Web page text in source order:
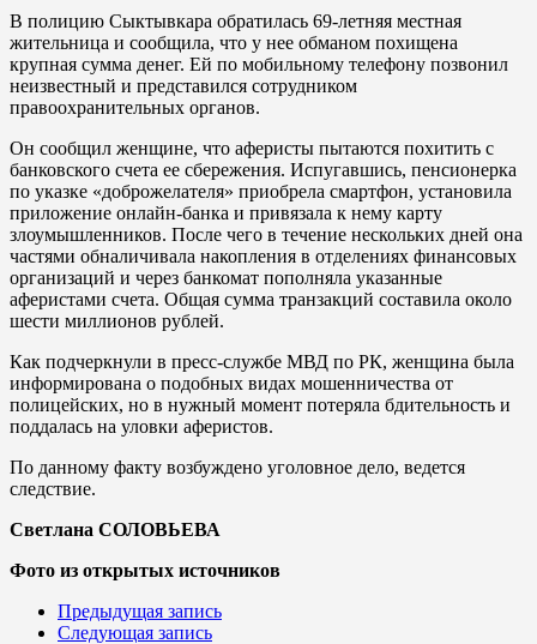
В полицию Сыктывкара обратилась 69-летняя местная
жительница и сообщила, что у нее обманом похищена
крупная сумма денег. Ей по мобильному телефону позвонил
неизвестный и представился сотрудником
правоохранительных органов.
Он сообщил женщине, что аферисты пытаются похитить с
банковского счета ее сбережения. Испугавшись, пенсионерка
по указке «доброжелателя» приобрела смартфон, установила
приложение онлайн-банка и привязала к нему карту
злоумышленников. После чего в течение нескольких дней она
частями обналичивала накопления в отделениях финансовых
организаций и через банкомат пополняла указанные
аферистами счета. Общая сумма транзакций составила около
шести миллионов рублей.
Как подчеркнули в пресс-службе МВД по РК, женщина была
информирована о подобных видах мошенничества от
полицейских, но в нужный момент потеряла бдительность и
поддалась на уловки аферистов.
По данному факту возбуждено уголовное дело, ведется
следствие.
Светлана СОЛОВЬЕВА
Фото из открытых источников
Предыдущая запись
Следующая запись